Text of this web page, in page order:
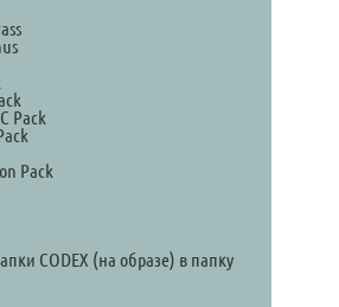
Pack
Pack
CODEX (на образе) в папку